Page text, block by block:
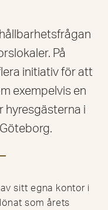
På
initiativ för att
exempelvis en
hyresgästerna i
sitt egna kontor i
som årets